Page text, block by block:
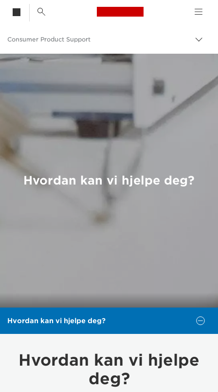
Canon Logo, back
Canon
Consumer Product Support
Hvordan kan vi hjelpe deg?
Hvordan kan vi hjelpe deg?
Hvordan kan vi hjelpe
deg?